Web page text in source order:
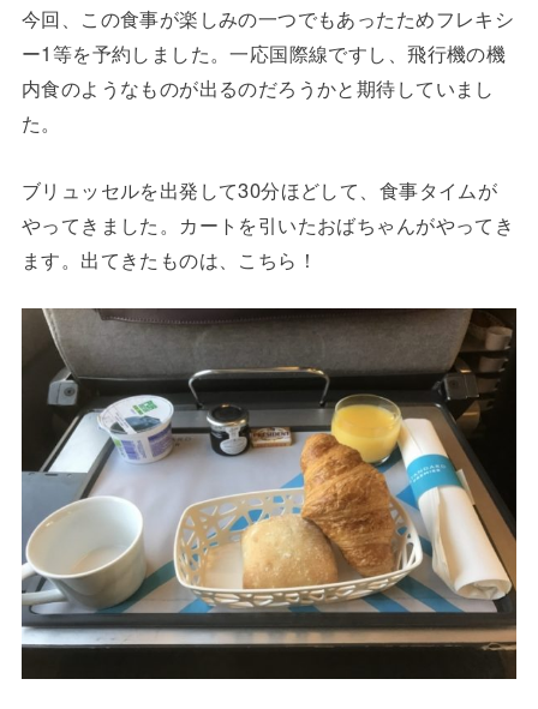
今回、この食事が楽しみの一つでもあったためフレキシ
ー1等を予約しました。一応国際線ですし、飛行機の機
内食のようなものが出るのだろうかと期待していまし
た。
ブリュッセルを出発して30分ほどして、食事タイムが
やってきました。カートを引いたおばちゃんがやってき
ます。出てきたものは、こちら！